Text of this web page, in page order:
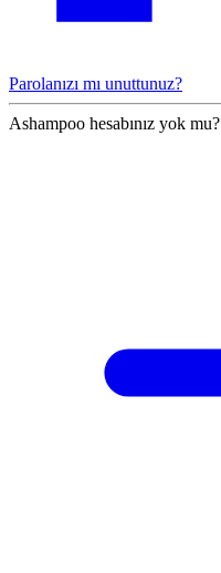
Parolanızı mı unuttunuz?
Ashampoo hesabınız yok mu?